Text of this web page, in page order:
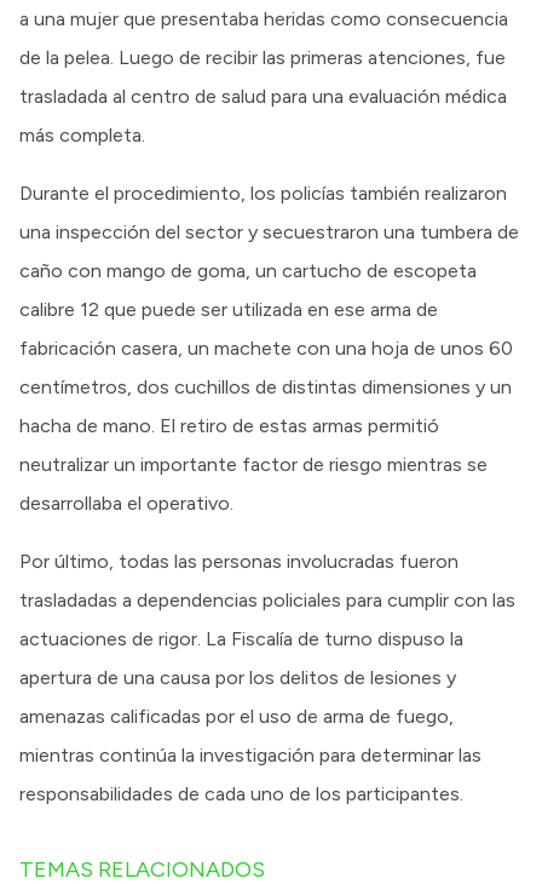
a una mujer que presentaba heridas como consecuencia
de la pelea. Luego de recibir las primeras atenciones, fue
trasladada al centro de salud para una evaluación médica
más completa.
Durante el procedimiento, los policías también realizaron
una inspección del sector y secuestraron una tumbera de
caño con mango de goma, un cartucho de escopeta
calibre 12 que puede ser utilizada en ese arma de
fabricación casera, un machete con una hoja de unos 60
centímetros, dos cuchillos de distintas dimensiones y un
hacha de mano. El retiro de estas armas permitió
neutralizar un importante factor de riesgo mientras se
desarrollaba el operativo.
Por último, todas las personas involucradas fueron
trasladadas a dependencias policiales para cumplir con las
actuaciones de rigor. La Fiscalía de turno dispuso la
apertura de una causa por los delitos de lesiones y
amenazas calificadas por el uso de arma de fuego,
mientras continúa la investigación para determinar las
responsabilidades de cada uno de los participantes.
TEMAS RELACIONADOS